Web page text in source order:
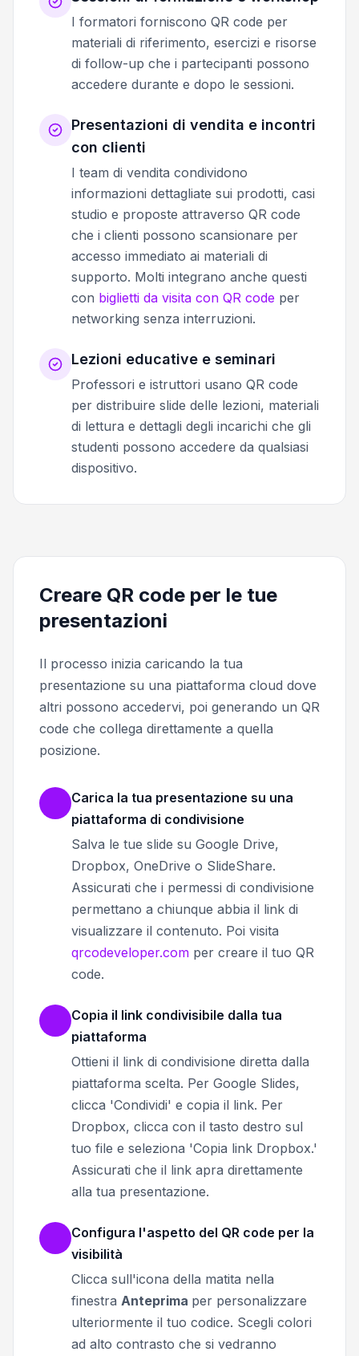
I formatori forniscono QR code per
materiali di riferimento, esercizi e risorse
di follow-up che i partecipanti possono
accedere durante e dopo le sessioni.
Presentazioni di vendita e incontri
con clienti
I team di vendita condividono
informazioni dettagliate sui prodotti, casi
studio e proposte attraverso QR code
che i clienti possono scansionare per
accesso immediato ai materiali di
supporto. Molti integrano anche questi
con biglietti da visita con QR code per
networking senza interruzioni.
Lezioni educative e seminari
Professori e istruttori usano QR code
per distribuire slide delle lezioni, materiali
di lettura e dettagli degli incarichi che gli
studenti possono accedere da qualsiasi
dispositivo.
Creare QR code per le tue
presentazioni
Il processo inizia caricando la tua
presentazione su una piattaforma cloud dove
altri possono accedervi, poi generando un QR
code che collega direttamente a quella
posizione.
Carica la tua presentazione su una
piattaforma di condivisione
Salva le tue slide su Google Drive,
Dropbox, OneDrive o SlideShare.
Assicurati che i permessi di condivisione
permettano a chiunque abbia il link di
visualizzare il contenuto. Poi visita
qrcodeveloper.com per creare il tuo QR
code.
Copia il link condivisibile dalla tua
piattaforma
Ottieni il link di condivisione diretta dalla
piattaforma scelta. Per Google Slides,
clicca 'Condividi' e copia il link. Per
Dropbox, clicca con il tasto destro sul
tuo file e seleziona 'Copia link Dropbox.'
Assicurati che il link apra direttamente
alla tua presentazione.
Configura l'aspetto del QR code per la
visibilità
Clicca sull'icona della matita nella
finestra Anteprima per personalizzare
ulteriormente il tuo codice. Scegli colori
ad alto contrasto che si vedranno